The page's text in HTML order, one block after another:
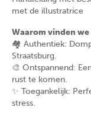
met de illustratrice
Waarom vinden
🏘️ Authentiek:
Straatsburg.
🎨 Ontspannend:
rust te komen.
✨ Toegankelijk:
stress.